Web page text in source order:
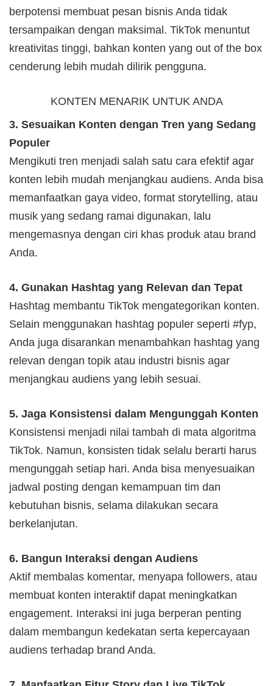
berpotensi membuat pesan bisnis Anda tidak
tersampaikan dengan maksimal. TikTok menuntut
kreativitas tinggi, bahkan konten yang out of the box
cenderung lebih mudah dilirik pengguna.
KONTEN MENARIK UNTUK ANDA
3. Sesuaikan Konten dengan Tren yang Sedang
Populer
Mengikuti tren menjadi salah satu cara efektif agar
konten lebih mudah menjangkau audiens. Anda bisa
memanfaatkan gaya video, format storytelling, atau
musik yang sedang ramai digunakan, lalu
mengemasnya dengan ciri khas produk atau brand
Anda.
4. Gunakan Hashtag yang Relevan dan Tepat
Hashtag membantu TikTok mengategorikan konten.
Selain menggunakan hashtag populer seperti #fyp,
Anda juga disarankan menambahkan hashtag yang
relevan dengan topik atau industri bisnis agar
menjangkau audiens yang lebih sesuai.
5. Jaga Konsistensi dalam Mengunggah Konten
Konsistensi menjadi nilai tambah di mata algoritma
TikTok. Namun, konsisten tidak selalu berarti harus
mengunggah setiap hari. Anda bisa menyesuaikan
jadwal posting dengan kemampuan tim dan
kebutuhan bisnis, selama dilakukan secara
berkelanjutan.
6. Bangun Interaksi dengan Audiens
Aktif membalas komentar, menyapa followers, atau
membuat konten interaktif dapat meningkatkan
engagement. Interaksi ini juga berperan penting
dalam membangun kedekatan serta kepercayaan
audiens terhadap brand Anda.